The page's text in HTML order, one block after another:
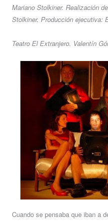
Mariano Stolkiner. Realización
Stolkiner. Producción ejecutiva:
Teatro El Extranjero. Valentín
Cuando se pensaba que iban a